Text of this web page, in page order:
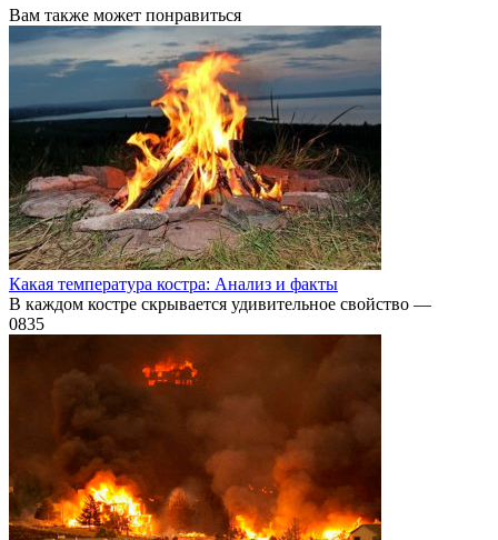
Вам также может понравиться
Какая температура костра: Анализ и факты
В каждом костре скрывается удивительное свойство —
0835